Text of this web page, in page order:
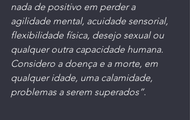
nada de positivo em perder a
agilidade mental, acuidade sensorial,
flexibilidade física, desejo sexual ou
qualquer outra capacidade humana.
Considero a doença e a morte, em
qualquer idade, uma calamidade,
problemas a serem superados”.